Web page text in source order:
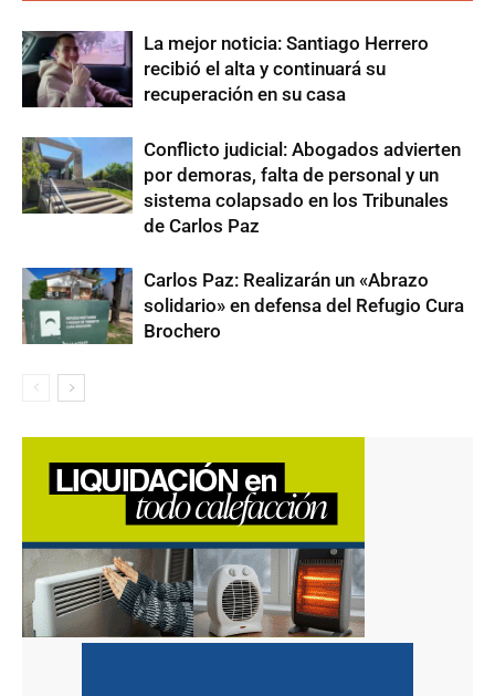
La mejor noticia: Santiago Herrero
recibió el alta y continuará su
recuperación en su casa
Conflicto judicial: Abogados advierten
por demoras, falta de personal y un
sistema colapsado en los Tribunales
de Carlos Paz
Carlos Paz: Realizarán un «Abrazo
solidario» en defensa del Refugio Cura
Brochero